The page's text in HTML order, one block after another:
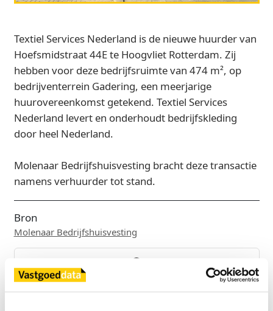
Textiel Services Nederland is de nieuwe huurder van
Hoefsmidstraat 44E te Hoogvliet Rotterdam. Zij
hebben voor deze bedrijfsruimte van 474 m², op
bedrijventerrein Gadering, een meerjarige
huurovereenkomst getekend. Textiel Services
Nederland levert en onderhoudt bedrijfskleding
door heel Nederland.
Molenaar Bedrijfshuisvesting bracht deze transactie
namens verhuurder tot stand.
Bron
Molenaar Bedrijfshuisvesting